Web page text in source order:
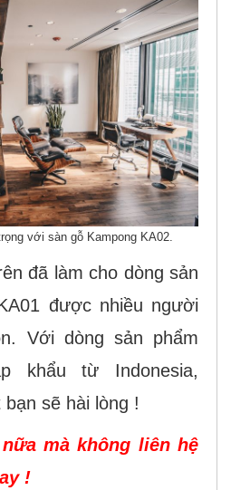
với sàn gỗ Kampong KA02.
đã làm cho dòng sản
được nhiều người
Với dòng sản phẩm
khẩu từ Indonesia,
sẽ hài lòng !
mà không liên hệ
!